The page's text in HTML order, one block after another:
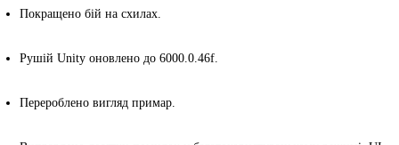
Покращено бій на схилах.
Рушій Unity оновлено до 6000.0.46f.
Перероблено вигляд примар.